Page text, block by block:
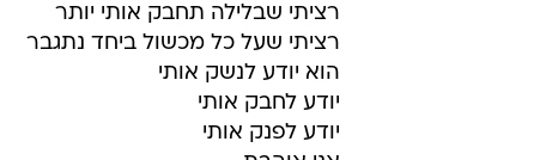
רציתי שבלילה תחבק אותי יותר
רציתי שעל כל מכשול ביחד נתגבר
הוא יודע לנשק אותי
יודע לחבק אותי
יודע לפנק אותי